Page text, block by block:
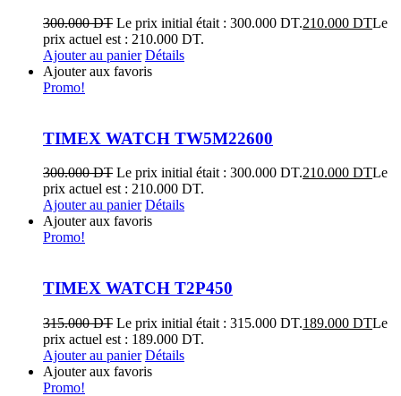
300.000DT Le prix initial était : 300.000 DT.210.000 DTLe
prix actuel est : 210.000 DT.
Ajouter au panier Détails
Ajouter aux favoris
Promo!
TIMEX WATCH TW5M22600
300.000DT Le prix initial était : 300.000 DT.210.000 DTLe
prix actuel est : 210.000 DT.
Ajouter au panier Détails
Ajouter aux favoris
Promo!
TIMEX WATCH T2P450
315.000DT Le prix initial était : 315.000 DT.189.000 DTLe
prix actuel est : 189.000 DT.
Ajouter au panier Détails
Ajouter aux favoris
Promo!